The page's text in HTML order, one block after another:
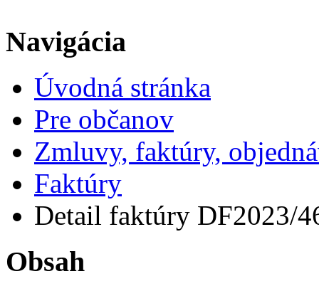
Navigácia
Úvodná stránka
Pre občanov
Zmluvy, faktúry,
Faktúry
Detail faktúry DF2023/
Obsah